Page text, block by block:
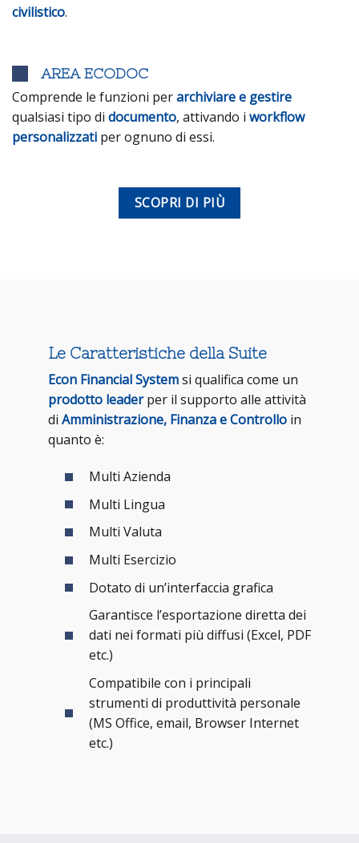
civilistico.
AREA ECODOC
Comprende le funzioni perarchiviare e gestire
qualsiasi tipo di documento, attivando i workflow
personalizzati per ognuno di essi.
SCOPRI DI PIÙ
Le Caratteristiche della Suite
Econ Financial Systemsi qualifica come un
prodotto leaderper il supporto alle attività
di Amministrazione, Finanza e Controllo in
quanto è:
Multi Azienda
Multi Lingua
Multi Valuta
Multi Esercizio
Dotato di un’interfaccia grafica
Garantisce l’esportazione diretta dei
dati nei formati più diffusi (Excel, PDF
etc.)
Compatibile con i principali
strumenti di produttività personale
(MS Office, email, Browser Internet
etc.)